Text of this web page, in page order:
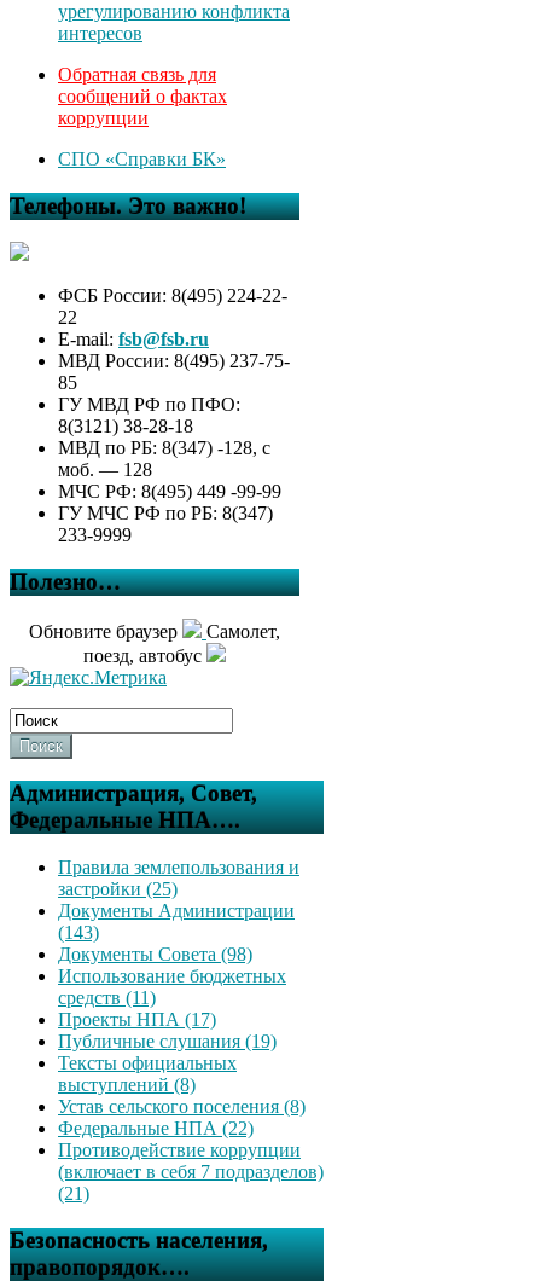
урегулированию конфликта
интересов
Обратная связь для
сообщений о фактах
коррупции
СПО «Справки БК»
Телефоны. Это важно!
ФСБ России: 8(495) 224-22-
22
E-mail: fsb@fsb.ru
МВД России: 8(495) 237-75-
85
ГУ МВД РФ по ПФО:
8(3121) 38-28-18
МВД по РБ: 8(347) -128, с
моб. — 128
МЧС РФ: 8(495) 449 -99-99
ГУ МЧС РФ по РБ: 8(347)
233-9999
Полезно…
Обновите браузер
Самолет,
поезд, автобус
Поиск
Администрация, Совет,
Федеральные НПА….
Правила землепользования и
застройки (25)
Документы Администрации
(143)
Документы Совета (98)
Использование бюджетных
средств (11)
Проекты НПА (17)
Публичные слушания (19)
Тексты официальных
выступлений (8)
Устав сельского поселения (8)
Федеральные НПА (22)
Противодействие коррупции
(включает в себя 7 подразделов)
(21)
Безопасность населения,
правопорядок….